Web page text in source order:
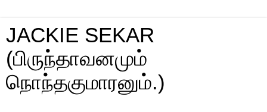
JACKIE SEKAR
(பிருந்தாவனமும்
நொந்தகுமாரனும்.)